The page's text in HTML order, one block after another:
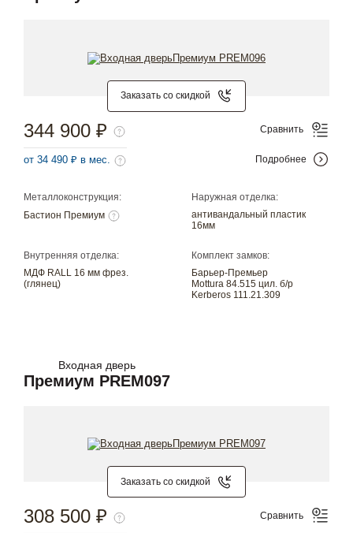
Заказать со скидкой
Металлоконструкция:
Бастион Премиум
Наружная отделка:
антивандальный пластик
16мм
Внутренняя отделка:
МДФ RALL 16 мм фрез.
(глянец)
Комплект замков:
Барьер-Премьер
Mottura 84.515 цил. б/р
Kerberos 111.21.309
344 900 ₽
от 34 490 ₽ в мес.
Сравнить
Подробнее
Входная дверь
Премиум PREM097
Заказать со скидкой
308 500 ₽ Сравнить